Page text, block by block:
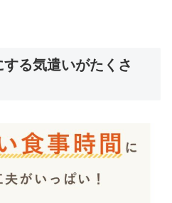
る気遣いがたくさ